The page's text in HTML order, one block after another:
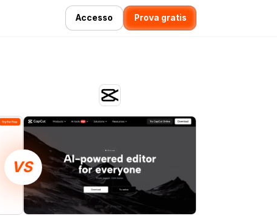
Accesso Prova gratis
VS